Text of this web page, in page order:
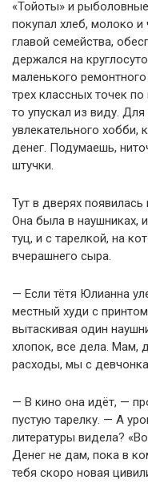
«Тойоты» и
покупал хлеб, молоко
главой семейства,
держался на
маленького
трех классных точек
то упускал из виду.
увлекательного хобби,
денег. Подумаешь,
штучки.
Тут в дверях
Она была в наушниках,
туц, и с тарелкой, на
вчерашнего сыра.
— Если тётя Юлианна
местный худи с
вытаскивая один
хлопок, все дела. Мам,
расходы, мы с
— В кино она идёт, —
пустую тарелку. — А
литературы видела?
Денег не дам, пока в
тебя скоро новая